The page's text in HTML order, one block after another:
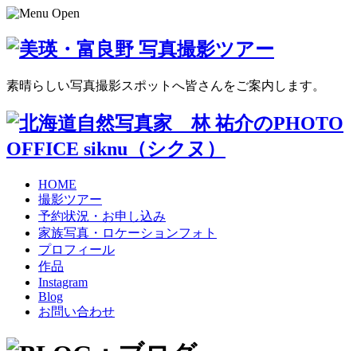
素晴らしい写真撮影スポットへ皆さんをご案内します。
HOME
撮影ツアー
予約状況・お申し込み
家族写真・ロケーションフォト
プロフィール
作品
Instagram
Blog
お問い合わせ